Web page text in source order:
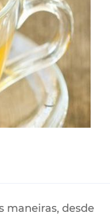
maneiras, desde